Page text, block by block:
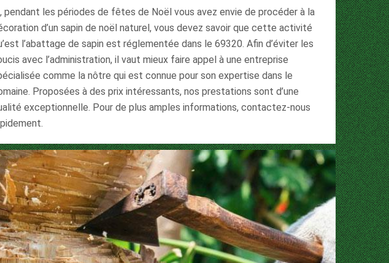
pendant les périodes de fêtes de Noël vous avez envie de procéder à la
d’un sapin de noël naturel, vous devez savoir que cette activité
l’abattage de sapin est réglementée dans le 69320. Afin d’éviter les
avec l’administration, il vaut mieux faire appel à une entreprise
comme la nôtre qui est connue pour son expertise dans le
Proposées à des prix intéressants, nos prestations sont d’une
exceptionnelle. Pour de plus amples informations, contactez-nous